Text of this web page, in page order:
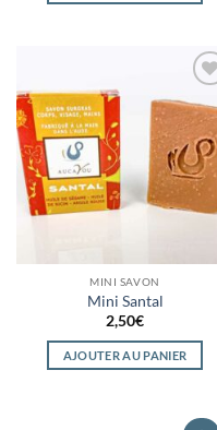
Ajouter
à la
wishlist
MINI SAVON
Mini Santal
2,50€
AJOUTER AU PANIER